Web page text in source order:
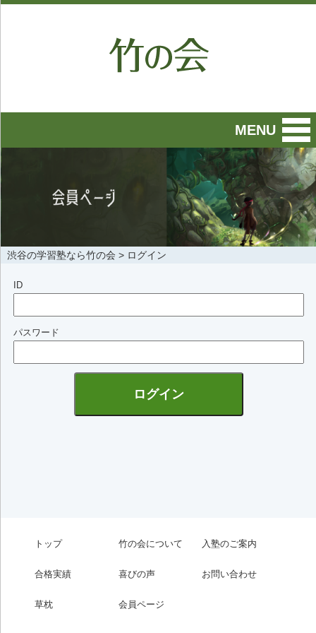
MENU
渋谷の学習塾なら竹の会 > ログイン
ID
パスワード
トップ 竹の会について 入塾のご案内
合格実績 喜びの声 お問い合わせ
草枕 会員ページ